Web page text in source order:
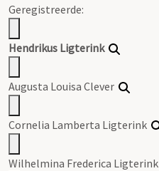
Geregistreerde:
Hendrikus Ligterink
Augusta Louisa Clever
Cornelia Lamberta Ligterink
Wilhelmina Frederica Ligterink